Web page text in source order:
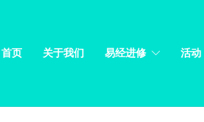
首页 关于我们 易经进修 活动